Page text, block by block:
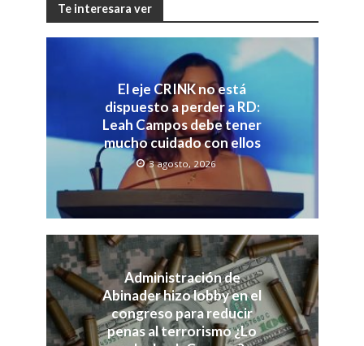
Te interesara ver
El eje CRINK no está
dispuesto a perder a RD:
Leah Campos debe tener
mucho cuidado con ellos
3 agosto, 2026
Administración de
Abinader hizo lobby en el
congreso para reducir
penas al terrorismo ¿Lo